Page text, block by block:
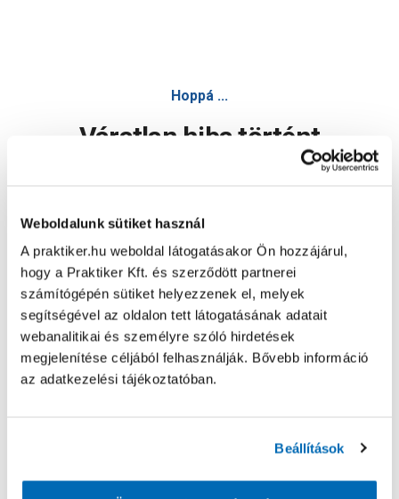
Weboldalunk sütiket használ
A praktiker.hu weboldal látogatásakor Ön hozzájárul,
hogy a Praktiker Kft. és szerződött partnerei
számítógépén sütiket helyezzenek el, melyek
segítségével az oldalon tett látogatásának adatait
webanalitikai és személyre szóló hirdetések
megjelenítése céljából felhasználják. Bővebb információ
az adatkezelési tájékoztatóban.
Beállítások
Hoppá ...
Váratlan hiba történt
Oldal újratöltése